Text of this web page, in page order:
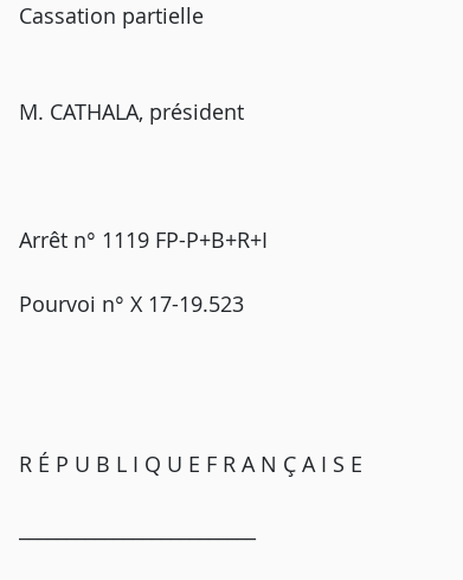
Cassation partielle
M. CATHALA, président
Arrêt n° 1119 FP-P+B+R+I
Pourvoi n° X 17-19.523
R É P U B L I Q U E F R A N Ç A I S E